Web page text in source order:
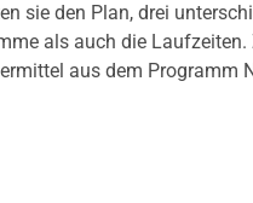
sie den Plan, drei
als auch die
aus dem Programm